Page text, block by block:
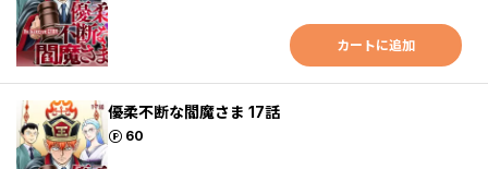
カートに追加
優柔不断な閻魔さま 17話
60
ポイント